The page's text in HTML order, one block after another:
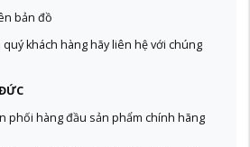
bản đồ
khách hàng hãy liên hệ với chúng
phối hàng đầu sản phẩm chính hãng